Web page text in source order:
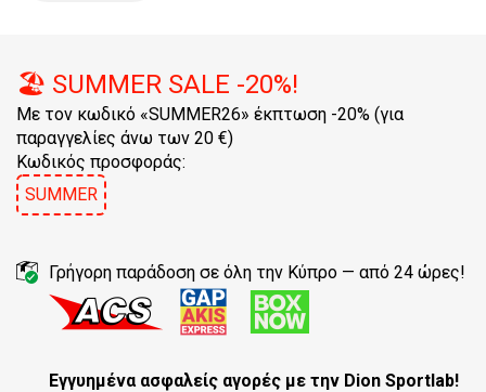
🏖️ SUMMER SALE -20%!
Με τον κωδικό «SUMMER26» έκπτωση -20% (για
παραγγελίες άνω των 20 €)
Κωδικός προσφοράς:
SUMMER
Γρήγορη παράδοση σε όλη την Κύπρο — από 24 ώρες!
Εγγυημένα ασφαλείς αγορές με την Dion Sportlab!